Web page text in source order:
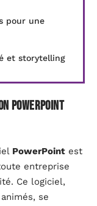
pour une
et storytelling
PowerPoint
PowerPoint est
entreprise
Ce logiciel,
se